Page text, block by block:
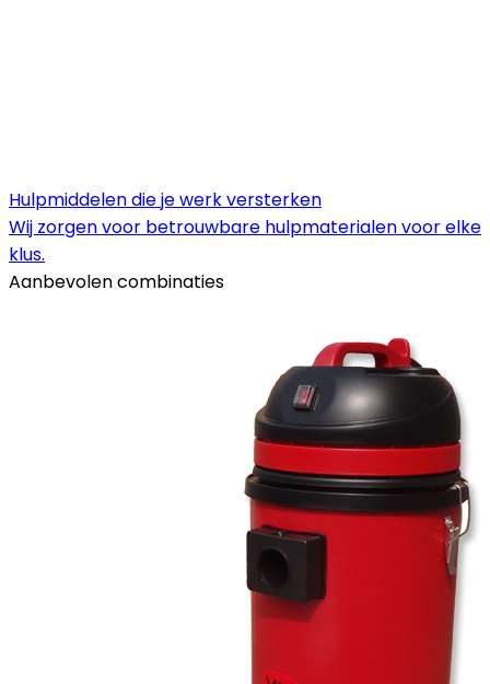
Hulpmiddelen die je werk versterken
Wij zorgen voor betrouwbare hulpmaterialen voor elke
klus.
Aanbevolen combinaties